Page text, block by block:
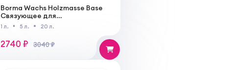
Borma Wachs Holzmasse Base
Связующее для
приготовления шпаклевки на
водной основе
1 л. 5 л. 20 л.
2740 ₽ 3040 ₽